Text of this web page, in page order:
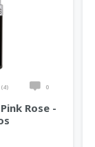
(4) 0
Rose -